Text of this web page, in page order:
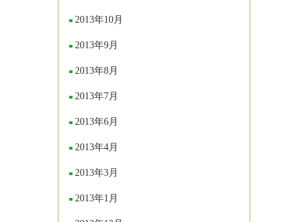
2013年10月
2013年9月
2013年8月
2013年7月
2013年6月
2013年4月
2013年3月
2013年1月